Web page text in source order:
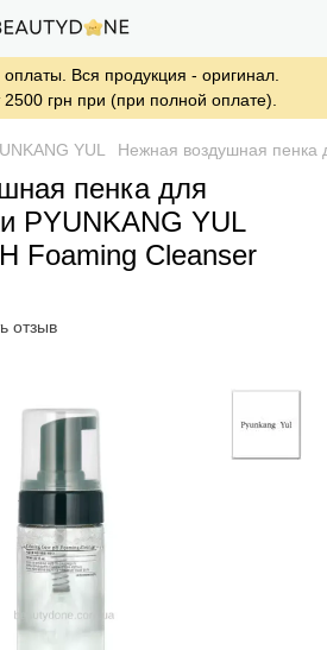
Вся продукция - оригинал.
грн при (при полной оплате).
YUL Нежная воздушная пенка
пенка для
PYUNKANG YUL
Foaming Cleanser
отзыв